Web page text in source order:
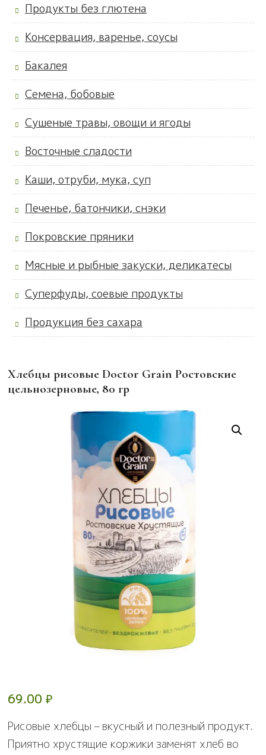
Продукты без глютена
Консервация, варенье, соусы
Бакалея
Семена, бобовые
Сушеные травы, овощи и ягоды
Восточные сладости
Каши, отруби, мука, суп
Печенье, батончики, снэки
Покровские пряники
Мясные и рыбные закуски, деликатесы
Суперфуды, соевые продукты
Продукция без сахара
Хлебцы рисовые Doctor Grain Ростовские
цельнозерновые, 80 гр
69.00 ₽
Рисовые хлебцы – вкусный и полезный продукт.
Приятно хрустящие коржики заменят хлеб во